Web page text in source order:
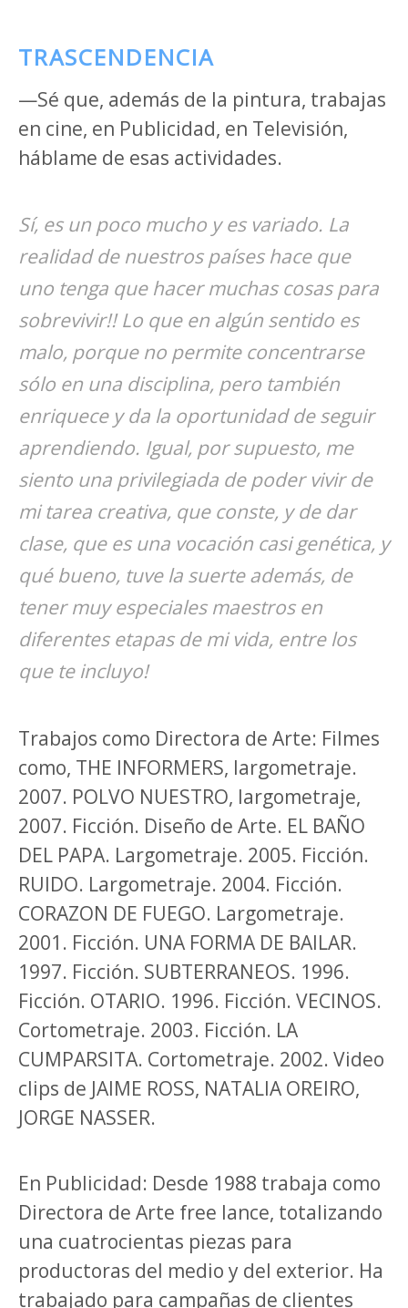
TRASCENDENCIA
—Sé que, además de la pintura, trabajas
en cine, en Publicidad, en Televisión,
háblame de esas actividades.
Sí, es un poco mucho y es variado. La
realidad de nuestros países hace que
uno tenga que hacer muchas cosas para
sobrevivir!! Lo que en algún sentido es
malo, porque no permite concentrarse
sólo en una disciplina, pero también
enriquece y da la oportunidad de seguir
aprendiendo. Igual, por supuesto, me
siento una privilegiada de poder vivir de
mi tarea creativa, que conste, y de dar
clase, que es una vocación casi genética, y
qué bueno, tuve la suerte además, de
tener muy especiales maestros en
diferentes etapas de mi vida, entre los
que te incluyo!
Trabajos como Directora de Arte: Filmes
como, THE INFORMERS, largometraje.
2007. POLVO NUESTRO, largometraje,
2007. Ficción. Diseño de Arte. EL BAÑO
DEL PAPA. Largometraje. 2005. Ficción.
RUIDO. Largometraje. 2004. Ficción.
CORAZON DE FUEGO. Largometraje.
2001. Ficción. UNA FORMA DE BAILAR.
1997. Ficción. SUBTERRANEOS. 1996.
Ficción. OTARIO. 1996. Ficción. VECINOS.
Cortometraje. 2003. Ficción. LA
CUMPARSITA. Cortometraje. 2002. Video
clips de JAIME ROSS, NATALIA OREIRO,
JORGE NASSER.
En Publicidad: Desde 1988 trabaja como
Directora de Arte free lance, totalizando
una cuatrocientas piezas para
productoras del medio y del exterior. Ha
trabajado para campañas de clientes